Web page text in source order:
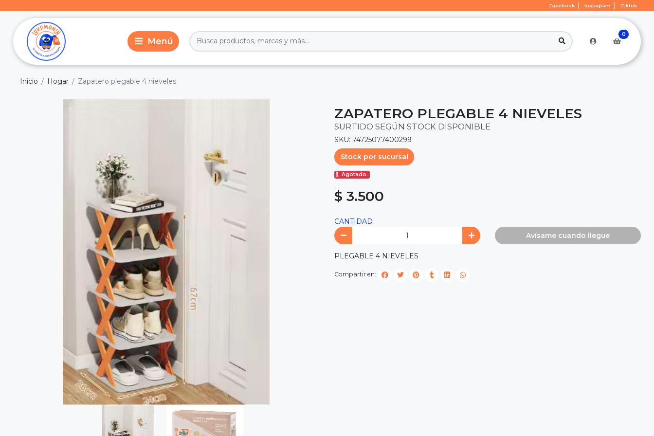
Facebook Instagram Tiktok
0
Inicio Hogar Zapatero plegable 4 nieveles
ZAPATERO PLEGABLE 4 NIEVELES
SURTIDO SEGÚN STOCK DISPONIBLE
SKU: 74725077400299
Stock por sucursal
Agotado.
$ 3.500
CANTIDAD
Avísame cuando llegue
PLEGABLE 4 NIEVELES
Compartir en: